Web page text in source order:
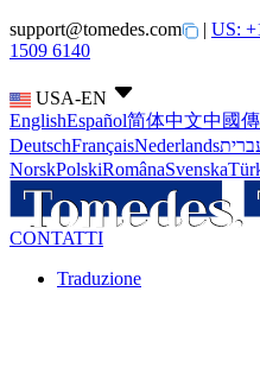
support@tomedes.com | US:
1509 6140
USA-EN
EnglishEspañol简体中文中國
DeutschFrançaisNederlands
NorskPolskiRomânaSvenska
CONTATTI
Traduzione